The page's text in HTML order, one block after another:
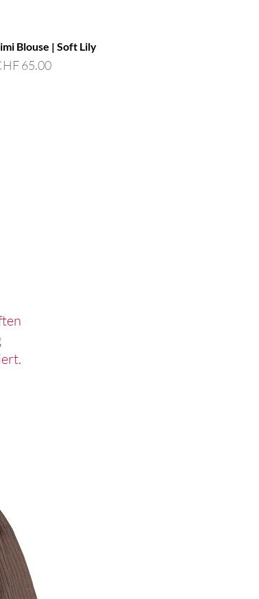
Blouse | Soft Lily
65.00